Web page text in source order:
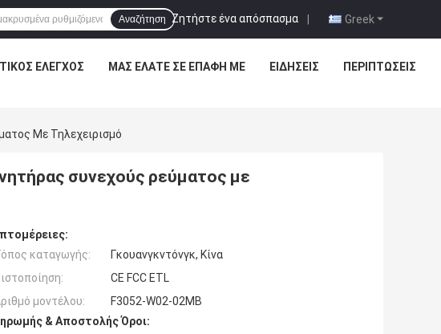
Greek
Ζητήστε ένα απόσπασμα |
Αναζήτηση
ΈΛΕΓΧΟΣ ΜΑΣ ΕΛΆΤΕ ΣΕ ΕΠΑΦΉ ΜΕ ΕΙΔΉΣΕΙΣ ΠΕΡΙΠΤΏΣΕΙΣ
Με Τηλεχειρισμό
συνεχούς ρεύματος με
καταγωγής:
Γκουανγκντόνγκ, Κίνα
CE FCC ETL
μοντέλου:
F3052-W02-02MB
& Αποστολής Όροι: